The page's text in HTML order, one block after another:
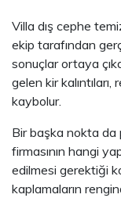
Villa dış cephe
ekip tarafından
sonuçlar ortaya
gelen kir
kaybolur.
Bir başka nokta da
firmasının hangi
edilmesi gerektiği
kaplamaların